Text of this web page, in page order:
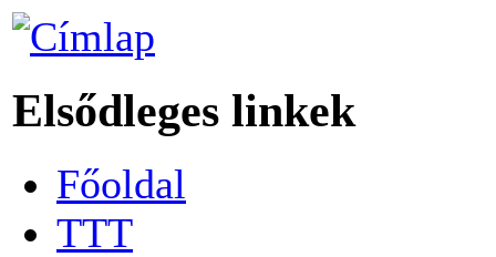
Elsődleges linkek
Főoldal
TTT